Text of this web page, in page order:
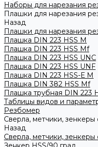
Наборы для нарезания
Плашки для нарезания
Назад
Плашки для нарезания
Плашка DIN 223 HSS M
Плашка DIN 223 HSS Mf
Плашка DIN 223 HSS UNC
Плашка DIN 223 HSS UNF
Плашка DIN 223 HSS-Е M
Плашка DIN 382 HSS Mf
Плашка трубная DIN 223
Таблицы видов и
Резбомер
Сверла, метчики, зенкеры
Назад
Сверла, метчики, зенкеры